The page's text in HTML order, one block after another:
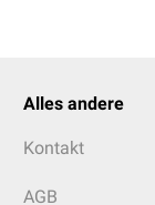
Alles andere
Kontakt
AGB